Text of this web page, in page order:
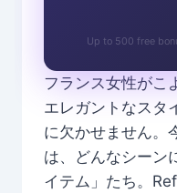
Up to 500 free
フランス女性がこ
エレガントなスタ
に欠かせません。
は、どんなシーン
イテム」たち。